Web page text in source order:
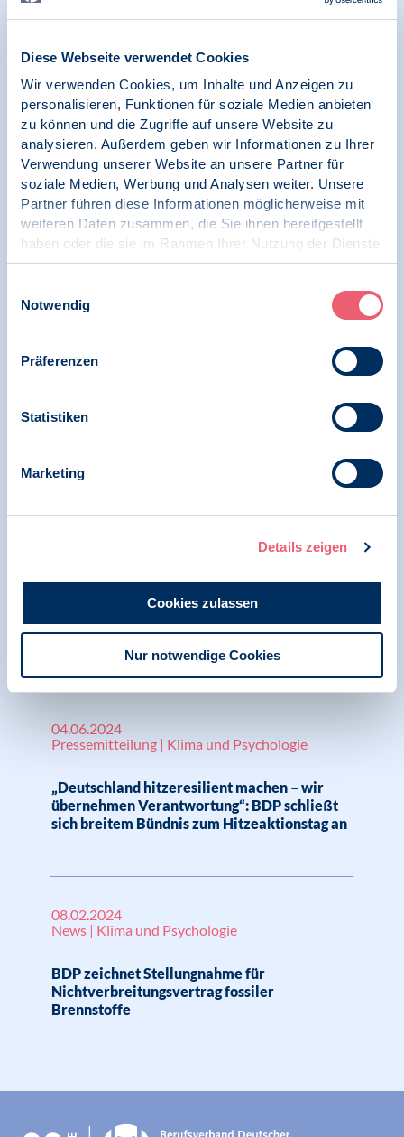
Diese Webseite verwendet Cookies
Wir verwenden Cookies, um Inhalte und Anzeigen zu
personalisieren, Funktionen für soziale Medien anbieten
zu können und die Zugriffe auf unsere Website zu
analysieren. Außerdem geben wir Informationen zu Ihrer
Verwendung unserer Website an unsere Partner für
soziale Medien, Werbung und Analysen weiter. Unsere
Partner führen diese Informationen möglicherweise mit
weiteren Daten zusammen, die Sie ihnen bereitgestellt
haben oder die sie im Rahmen Ihrer Nutzung der Dienste
gesammelt haben.
Notwendig
Präferenzen
Statistiken
Marketing
Details zeigen
Cookies zulassen
Nur notwendige Cookies
Hitzeaktionstag 2025 und appelliert in
Richtung Bundesregierung, Deutschland
hitzeresilient zu machen
04.04.2025
News | Klima und Psychologie
BDP zeichnet Aufruf der Psychologists /
Psychotherapists for Future „Es ist höchste
Planeten“
News | Stellungnahme | Klima und Psychologie
News | Psychologie und Gesundheit
BDP zeichnet Verbändebrief zum
Schwangerschaftsabbruchs“
04.06.2024
Pressemitteilung | Klima und Psychologie
„Deutschland hitzeresilient machen – wir
übernehmen Verantwortung“: BDP schließt
sich breitem Bündnis zum Hitzeaktionstag an
08.02.2024
News | Klima und Psychologie
BDP zeichnet Stellungnahme für
Nichtverbreitungsvertrag fossiler
Brennstoffe